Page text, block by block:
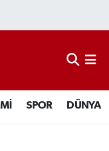
SPOR DÜNYA